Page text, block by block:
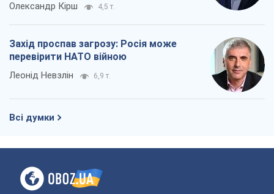
Олександр Кірш 4,5 т.
Захід проспав загрозу: Росія може
перевірити НАТО війною
Леонід Невзлін 6,9 т.
Всі думки